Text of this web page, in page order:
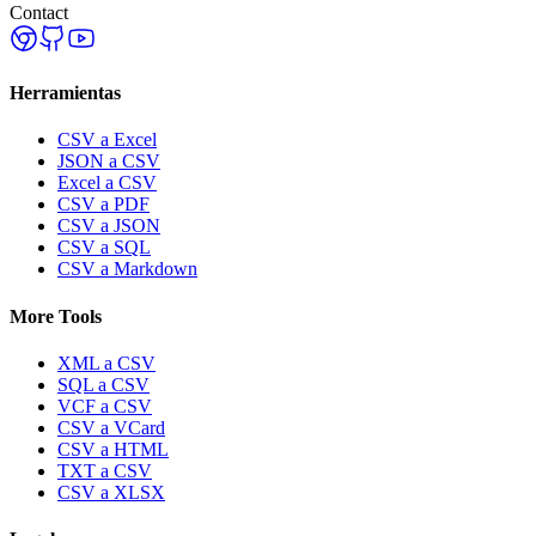
Contact
Herramientas
CSV a Excel
JSON a CSV
Excel a CSV
CSV a PDF
CSV a JSON
CSV a SQL
CSV a Markdown
More Tools
XML a CSV
SQL a CSV
VCF a CSV
CSV a VCard
CSV a HTML
TXT a CSV
CSV a XLSX